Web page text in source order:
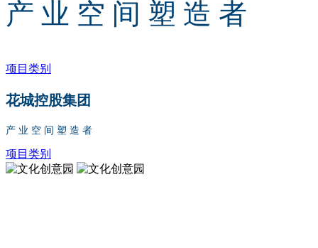
产 业 空 间 塑 造 者
项目类别
花城控股集团
产 业 空 间 塑 造 者
项目类别